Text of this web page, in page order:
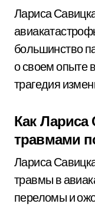
Лариса
большинство
о своем опыте
трагедия
Как Лариса
травмами
Лариса
травмы в
переломы и